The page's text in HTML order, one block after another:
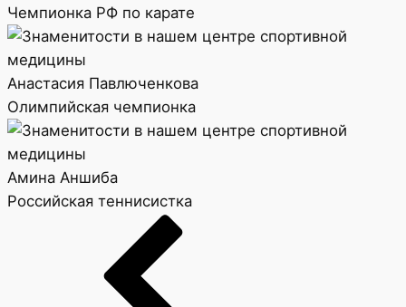
Чемпионка РФ по карате
Анастасия Павлюченкова
Олимпийская чемпионка
Амина Аншиба
Российская теннисистка